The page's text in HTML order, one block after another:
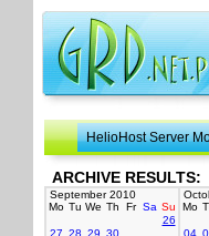
HelioHost Server
ARCHIVE RESULTS:
September 2010
Mo Tu We Th Fr Sa Su
26
27 28 29 30
Mo
04